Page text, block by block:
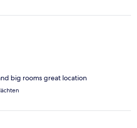
big rooms great location